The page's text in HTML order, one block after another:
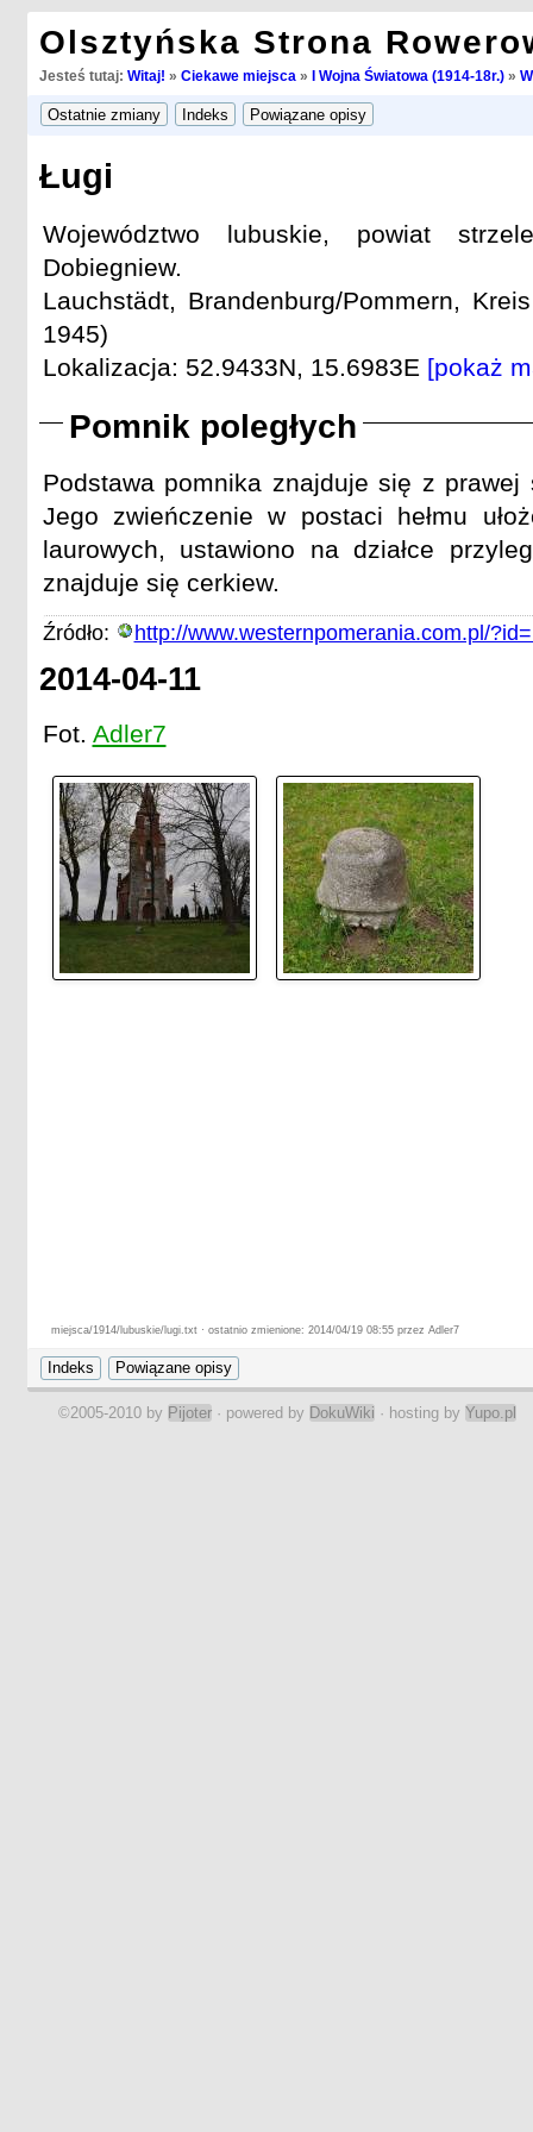
Olsztyńska Strona
Jesteś tutaj: Witaj! » Ciekawe miejsca » I Wojna Światowa (1914-18r.)»
Ługi
Województwo lubuskie, powiat
Dobiegniew.
Lauchstädt, Brandenburg/Pommern,
1945)
Lokalizacja: 52.9433N, 15.6983E [pokaż
Pomnik poległych
Podstawa pomnika znajduje się z prawej
Jego zwieńczenie w postaci hełmu
laurowych, ustawiono na działce
znajduje się cerkiew.
Źródło: http://www.westernpomerania.com.pl/
2014-04-11
Fot. Adler7
miejsca/1914/lubuskie/lugi.txt · ostatnio zmienione: 2014/04/19 08:55 przez Adler7
©2005-2010 by Pijoter · powered by DokuWiki · hosting by Yupo.pl